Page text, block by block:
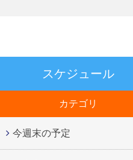
スケジュール
カテゴリ
今週末の予定